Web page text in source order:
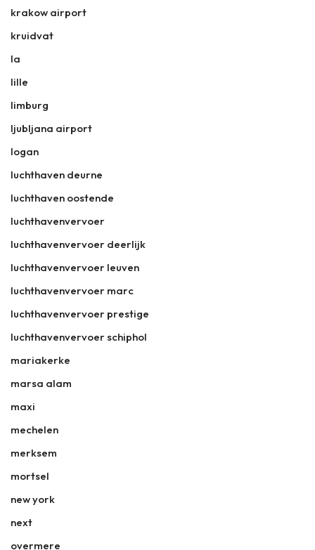
krakow airport
kruidvat
la
lille
limburg
ljubljana airport
logan
luchthaven deurne
luchthaven oostende
luchthavenvervoer
luchthavenvervoer deerlijk
luchthavenvervoer leuven
luchthavenvervoer marc
luchthavenvervoer prestige
luchthavenvervoer schiphol
mariakerke
marsa alam
maxi
mechelen
merksem
mortsel
new york
next
overmere